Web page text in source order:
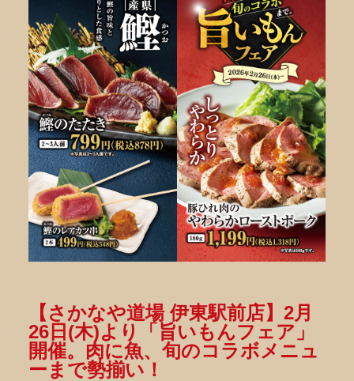
【さかなや道場 伊東駅前店】2月
26日(木)より「旨いもんフェア」
開催。肉に魚、旬のコラボメニュ
ーまで勢揃い！